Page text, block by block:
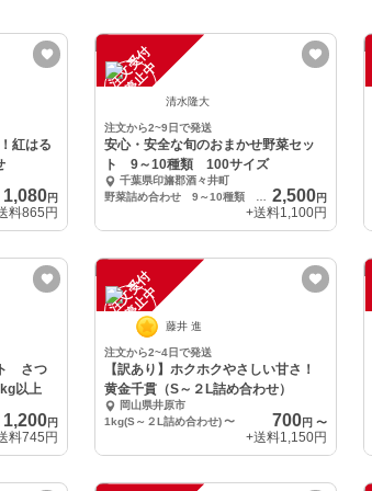
紅はる
1,080円
料865円
注
文
受
付
停
止
中
清水隆大
注文から2~9日で発送
安心・安全な旬のおまかせ野菜セッ
ト 9～10種類 100サイズ
千葉県印旛郡酒々井町
2,500円
+送料1,100円
さつ
以上
1,200円
料745円
注
文
受
付
停
止
中
藤井 進
注文から2~4日で発送
【訳あり】ホクホクやさしい甘さ！
黄金千貫（S～２L詰め合わせ）
岡山県井原市
1kg(S～２L詰め合わせ) 〜 700円〜
+送料1,150円